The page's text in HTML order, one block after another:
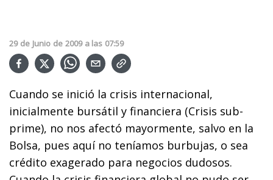
29 de Junio de 2009 a las 07:59
Cuando se inició la crisis internacional,
inicialmente bursátil y financiera (Crisis sub-
prime), no nos afectó mayormente, salvo en la
Bolsa, pues aquí no teníamos burbujas, o sea
crédito exagerado para negocios dudosos.